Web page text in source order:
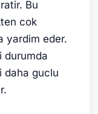
Bu
cok
yardim eder.
durumda
daha guclu